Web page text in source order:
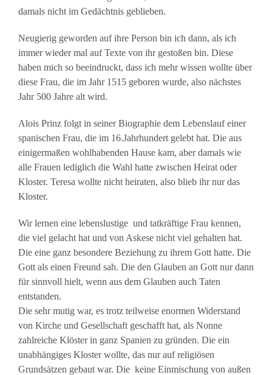
damals nicht im Gedächtnis geblieben.
Neugierig geworden auf ihre Person bin ich dann, als ich
immer wieder mal auf Texte von ihr gestoßen bin. Diese
haben mich so beeindruckt, dass ich mehr wissen wollte über
diese Frau, die im Jahr 1515 geboren wurde, also nächstes
Jahr 500 Jahre alt wird.
Alois Prinz folgt in seiner Biographie dem Lebenslauf einer
spanischen Frau, die im 16.Jahrhundert gelebt hat. Die aus
einigermaßen wohlhabenden Hause kam, aber damals wie
alle Frauen lediglich die Wahl hatte zwischen Heirat oder
Kloster. Teresa wollte nicht heiraten, also blieb ihr nur das
Kloster.
Wir lernen eine lebenslustige und tatkräftige Frau kennen,
die viel gelacht hat und von Askese nicht viel gehalten hat.
Die eine ganz besondere Beziehung zu ihrem Gott hatte. Die
Gott als einen Freund sah. Die den Glauben an Gott nur dann
für sinnvoll hielt, wenn aus dem Glauben auch Taten
entstanden.
Die sehr mutig war, es trotz teilweise enormen Widerstand
von Kirche und Gesellschaft geschafft hat, als Nonne
zahlreiche Klöster in ganz Spanien zu gründen. Die ein
unabhängiges Kloster wollte, das nur auf religiösen
Grundsätzen gebaut war. Die keine Einmischung von außen